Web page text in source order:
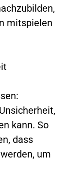
mitspielen
kann. So
dass
um